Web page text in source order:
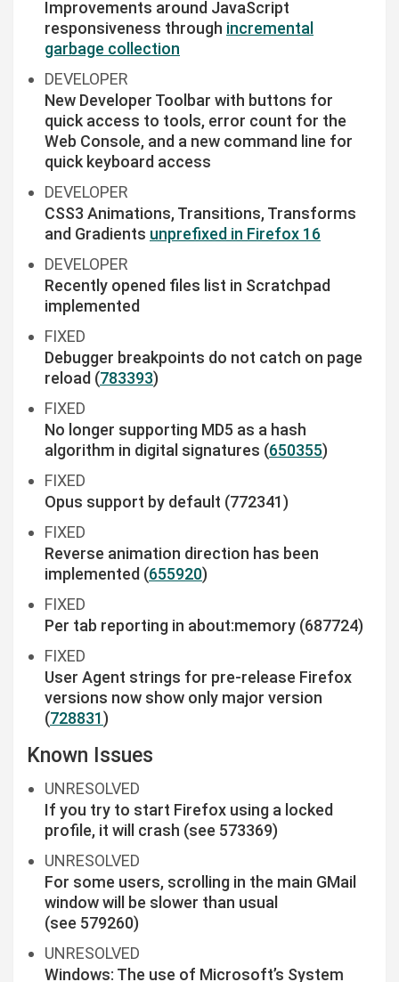
Improvements around JavaScript
responsiveness through incremental
garbage collection
DEVELOPER
New Developer Toolbar with buttons for
quick access to tools, error count for the
Web Console, and a new command line for
quick keyboard access
DEVELOPER
CSS3 Animations, Transitions, Transforms
and Gradients unprefixed in Firefox 16
DEVELOPER
Recently opened files list in Scratchpad
implemented
FIXED
Debugger breakpoints do not catch on page
reload (783393)
FIXED
No longer supporting MD5 as a hash
algorithm in digital signatures (650355)
FIXED
Opus support by default (772341)
FIXED
Reverse animation direction has been
implemented (655920)
FIXED
Per tab reporting in about:memory (687724)
FIXED
User Agent strings for pre-release Firefox
versions now show only major version
(728831)
Known Issues
UNRESOLVED
If you try to start Firefox using a locked
profile, it will crash (see 573369)
UNRESOLVED
For some users, scrolling in the main GMail
window will be slower than usual
(see 579260)
UNRESOLVED
Windows: The use of Microsoft’s System